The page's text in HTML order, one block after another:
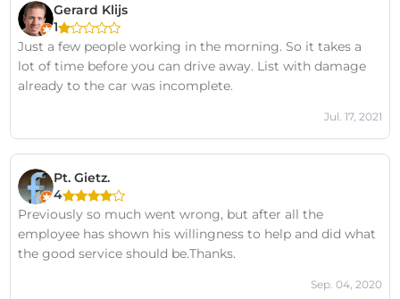
Gerard Klijs
1
Just a few people working in the morning. So it takes a
lot of time before you can drive away. List with damage
already to the car was incomplete.
Jul. 17, 2021
Pt. Gietz.
4
Previously so much went wrong, but after all the
employee has shown his willingness to help and did what
the good service should be.Thanks.
Sep. 04, 2020